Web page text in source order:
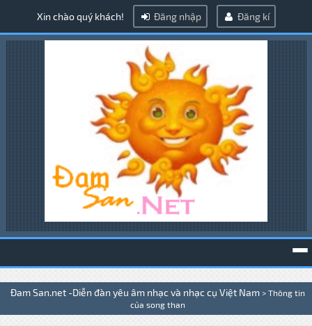
Xin chào quý khách! Đăng nhập Đăng kí
Đam San.net -Diễn đàn yêu âm nhạc và nhạc cụ Việt Nam > Thông tin
của song than